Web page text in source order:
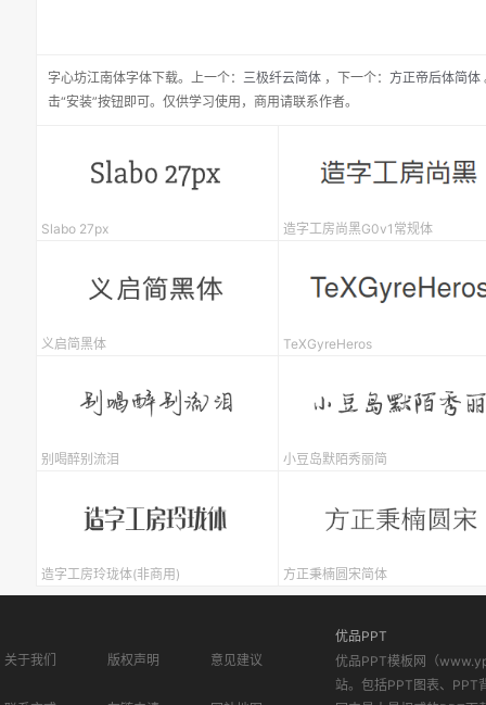
字心坊江南体字体下载。 上一个： 三极纤云简体 ， 下一个： 方正帝后体简体
击“安装”按钮即可。仅供学习使用，商用请联系作者。
Slabo 27px 造字工房尚黑G0v1常规体
义启简黑体 TeXGyreHeros
别喝醉别流泪 小豆岛默陌秀丽简
造字工房玲珑体(非商用) 方正秉楠圆宋简体
关于我们 版权声明 意见建议
优品PPT
优品PPT模板网（
站。包括PPT图表、PPT